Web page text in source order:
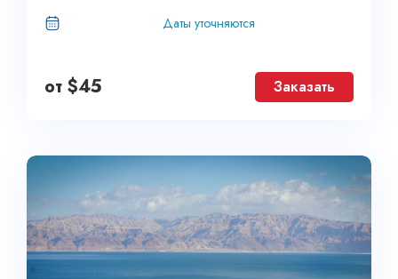
Даты уточняются
от $45 Заказать